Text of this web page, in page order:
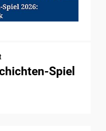
Spiel